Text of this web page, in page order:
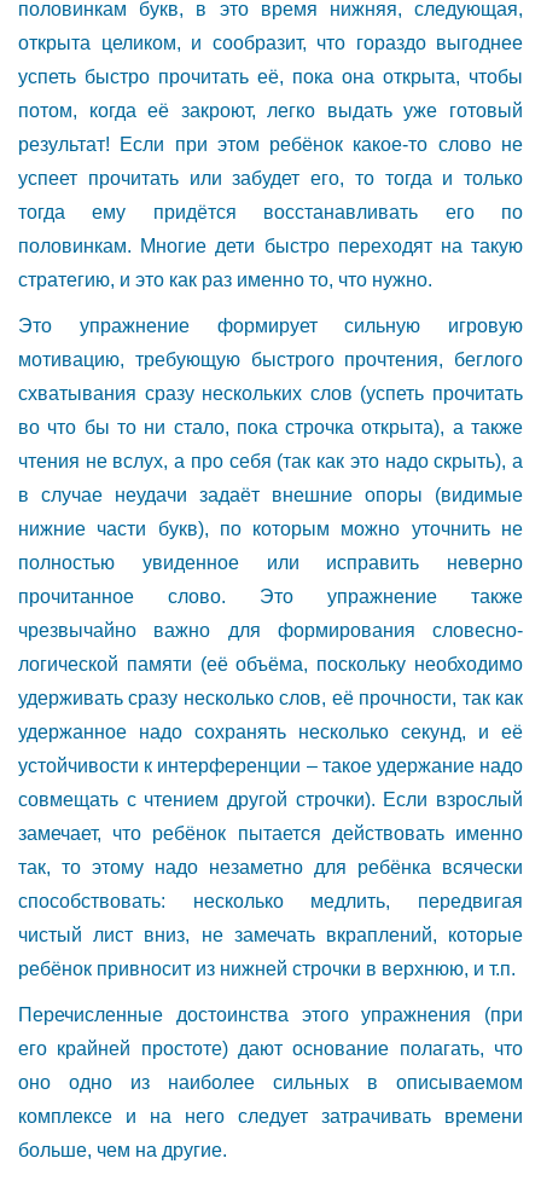
половинкам букв, в это время нижняя, следующая,
открыта целиком, и сообразит, что гораздо выгоднее
успеть быстро прочитать её, пока она открыта, чтобы
потом, когда её закроют, легко выдать уже готовый
результат! Если при этом ребёнок какое-то слово не
успеет прочитать или забудет его, то тогда и только
тогда ему придётся восстанавливать его по
половинкам. Многие дети быстро переходят на такую
стратегию, и это как раз именно то, что нужно.
Это упражнение формирует сильную игровую
мотивацию, требующую быстрого прочтения, беглого
схватывания сразу нескольких слов (успеть прочитать
во что бы то ни стало, пока строчка открыта), а также
чтения не вслух, а про себя (так как это надо скрыть), а
в случае неудачи задаёт внешние опоры (видимые
нижние части букв), по которым можно уточнить не
полностью увиденное или исправить неверно
прочитанное слово. Это упражнение также
чрезвычайно важно для формирования словесно-
логической памяти (её объёма, поскольку необходимо
удерживать сразу несколько слов, её прочности, так как
удержанное надо сохранять несколько секунд, и её
устойчивости к интерференции – такое удержание надо
совмещать с чтением другой строчки). Если взрослый
замечает, что ребёнок пытается действовать именно
так, то этому надо незаметно для ребёнка всячески
способствовать: несколько медлить, передвигая
чистый лист вниз, не замечать вкраплений, которые
ребёнок привносит из нижней строчки в верхнюю, и т.п.
Перечисленные достоинства этого упражнения (при
его крайней простоте) дают основание полагать, что
оно одно из наиболее сильных в описываемом
комплексе и на него следует затрачивать времени
больше, чем на другие.